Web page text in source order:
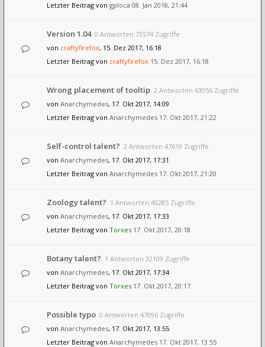
Letzter Beitrag von gploca 08. Jan 2018, 21:44
Version 1.04 0 Antworten 73574 Zugriffe
von craftyfirefox, 15. Dez 2017, 16:18
Letzter Beitrag von craftyfirefox 15. Dez 2017, 16:18
Wrong placement of tooltip 2 Antworten 63056 Zugriffe
von Anarchymedes, 17. Okt 2017, 14:09
Letzter Beitrag von Anarchymedes 17. Okt 2017, 21:22
Self-control talent? 2 Antworten 47619 Zugriffe
von Anarchymedes, 17. Okt 2017, 17:31
Letzter Beitrag von Anarchymedes 17. Okt 2017, 21:20
Zoology talent? 1 Antworten 40285 Zugriffe
von Anarchymedes, 17. Okt 2017, 17:33
Letzter Beitrag von Torxes 17. Okt 2017, 20:18
Botany talent? 1 Antworten 32109 Zugriffe
von Anarchymedes, 17. Okt 2017, 17:34
Letzter Beitrag von Torxes 17. Okt 2017, 20:17
Possible typo 0 Antworten 47096 Zugriffe
von Anarchymedes, 17. Okt 2017, 13:55
Letzter Beitrag von Anarchymedes 17. Okt 2017, 13:55